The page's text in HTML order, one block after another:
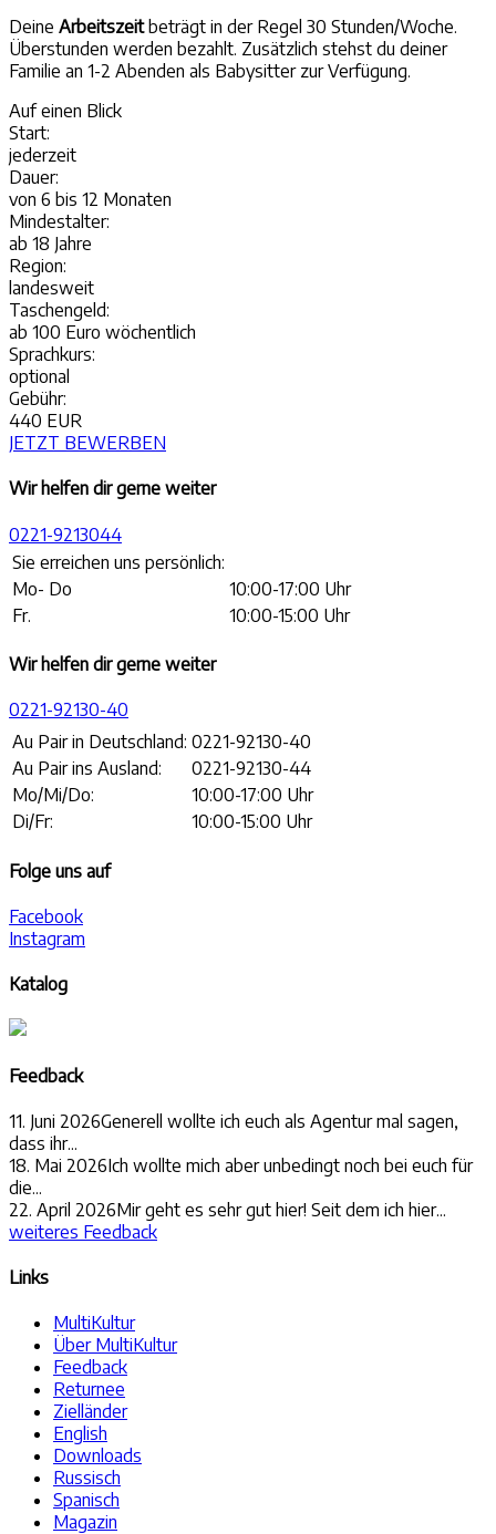
Deine Arbeitszeitbeträgt in der Regel 30 Stunden/Woche.
Überstunden werden bezahlt. Zusätzlich stehst du deiner
Familie an 1-2 Abenden als Babysitter zur Verfügung.
Auf einen Blick
Start:
jederzeit
Dauer:
von 6 bis 12 Monaten
Mindestalter:
ab 18 Jahre
Region:
landesweit
Taschengeld:
ab 100 Euro wöchentlich
Sprachkurs:
optional
Gebühr:
440 EUR
JETZT BEWERBEN
Wir helfen dir gerne weiter
0221-9213044
Sie erreichen uns persönlich:
Mo- Do
10:00-17:00 Uhr
Fr.
10:00-15:00 Uhr
Wir helfen dir gerne weiter
0221-92130-40
Au Pair in Deutschland: 0221-92130-40
Au Pair ins Ausland:
0221-92130-44
Mo/Mi/Do:
10:00-17:00 Uhr
Di/Fr:
10:00-15:00 Uhr
Folge uns auf
Facebook
Instagram
Katalog
Feedback
11. Juni 2026Generell wollte ich euch als Agentur mal sagen,
dass ihr...
18. Mai 2026Ich wollte mich aber unbedingt noch bei euch für
die...
22. April 2026Mir geht es sehr gut hier! Seit dem ich hier...
weiteres Feedback
Links
MultiKultur
Über MultiKultur
Feedback
Returnee
Zielländer
English
Downloads
Russisch
Spanisch
Magazin